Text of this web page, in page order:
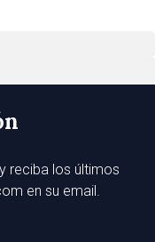
reciba los últimos
en su email.